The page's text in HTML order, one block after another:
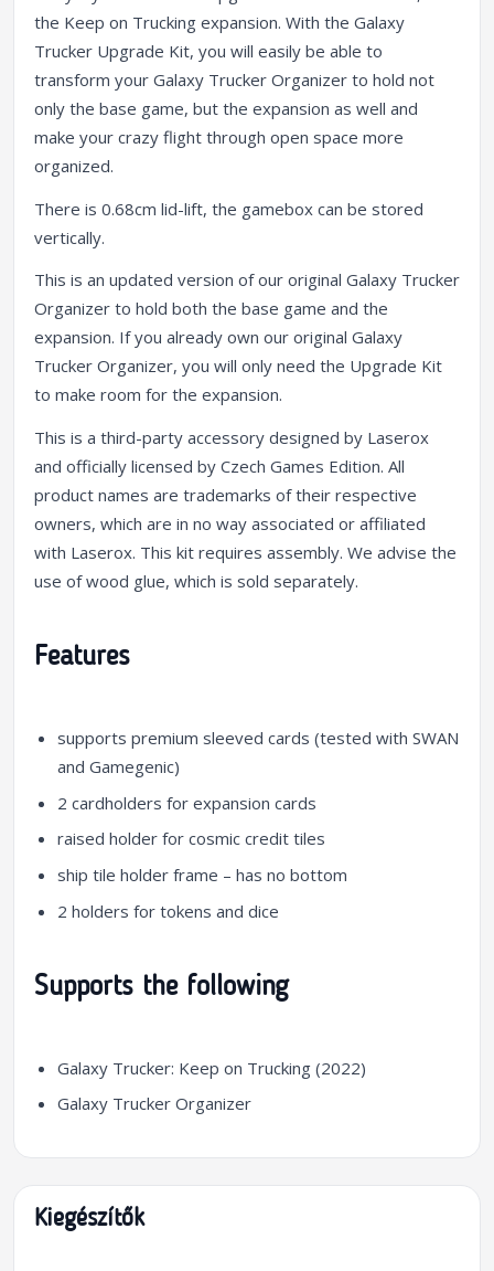
the Keep on Trucking expansion. With the Galaxy
Trucker Upgrade Kit, you will easily be able to
transform your Galaxy Trucker Organizer to hold not
only the base game, but the expansion as well and
make your crazy flight through open space more
organized.
There is 0.68cm lid-lift, the gamebox can be stored
vertically.
This is an updated version of our original Galaxy Trucker
Organizer to hold both the base game and the
expansion. If you already own our original Galaxy
Trucker Organizer, you will only need the Upgrade Kit
to make room for the expansion.
This is a third-party accessory designed by Laserox
and officially licensed by Czech Games Edition. All
product names are trademarks of their respective
owners, which are in no way associated or affiliated
with Laserox. This kit requires assembly. We advise the
use of wood glue, which is sold separately.
Features
supports premium sleeved cards (tested with SWAN
and Gamegenic)
2 cardholders for expansion cards
raised holder for cosmic credit tiles
ship tile holder frame – has no bottom
2 holders for tokens and dice
Supports the following
Galaxy Trucker: Keep on Trucking (2022)
Galaxy Trucker Organizer
Kiegészítők